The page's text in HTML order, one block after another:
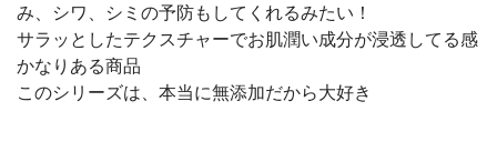
み、シワ、シミの予防もしてくれるみたい！
サラッとしたテクスチャーでお肌潤い成分が浸透してる感
かなりある商品
このシリーズは、本当に無添加だから大好き